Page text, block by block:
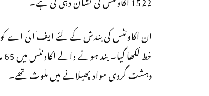
ان اکاونٹس کی بندش کے لئے ایف آئی اے کو
دہشت گردی مواد پھیلانے میں ملوث تھے۔